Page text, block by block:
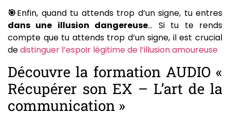
🎯Enfin, quand tu attends trop d’un signe, tu entres
dans une illusion dangereuse… Si tu te rends
compte que tu attends trop d’un signe, il est crucial
dedistinguer l’espoir légitime de l’illusion amoureuse
Découvre la formation AUDIO «
Récupérer son EX – L’art de la
communication »